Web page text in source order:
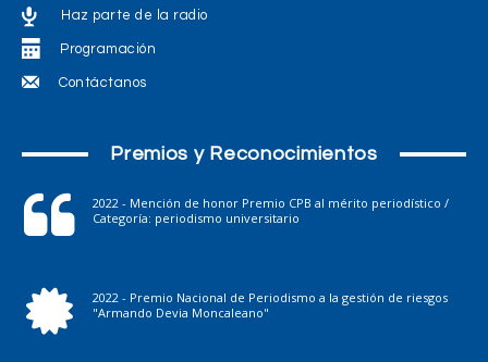
Haz parte de la radio
Programación
Contáctanos
Premios y Reconocimientos
2022 - Mención de honor Premio CPB al mérito periodístico /
Categoría: periodismo universitario
2022 - Premio Nacional de Periodismo a la gestión de riesgos
"Armando Devia Moncaleano"